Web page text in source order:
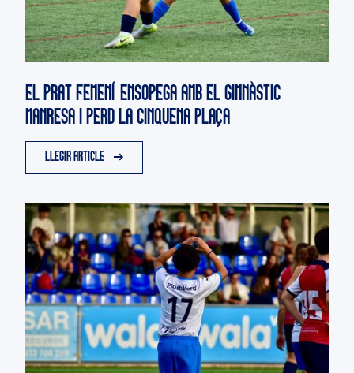
EL PRAT FEMENÍ ENSOPEGA AMB EL GIMNÀSTIC
MANRESA I PERD LA CINQUENA PLAÇA
LLEGIR ARTICLE